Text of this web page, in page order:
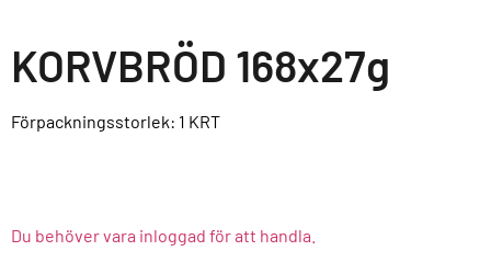
KORVBRÖD 168x27g
Förpackningsstorlek: 1 KRT
Du behöver vara inloggad för att handla.